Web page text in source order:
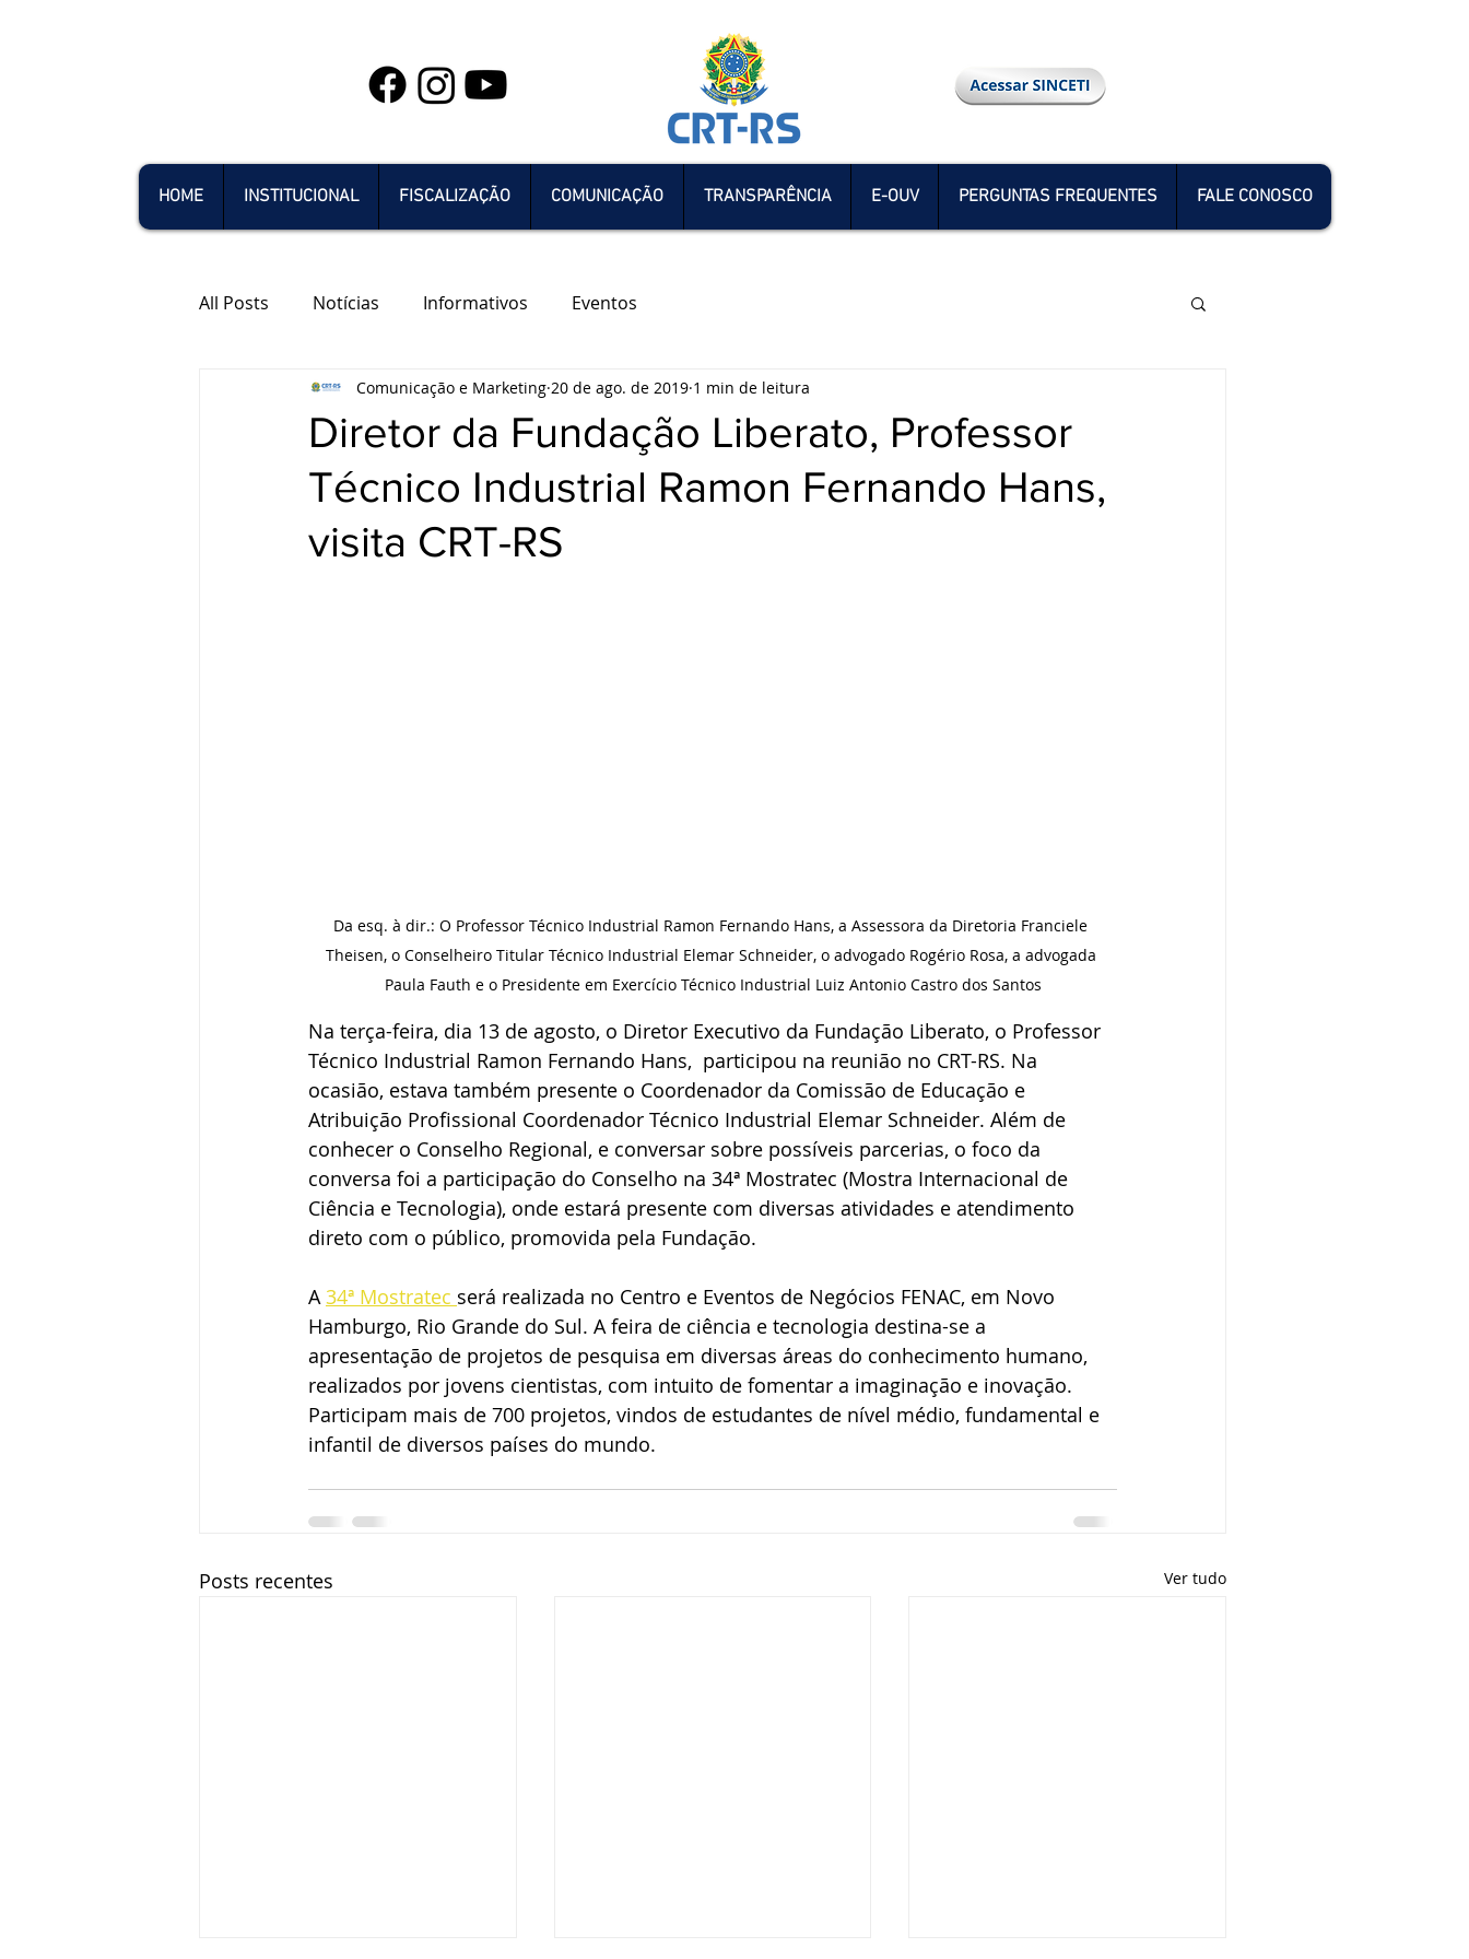
HOME INSTITUCIONAL FISCALIZAÇÃO COMUNICAÇÃO TRANSPARÊNCIA E-OUV PERGUNTAS FREQUENTES FALE CONOSCO
All Posts Notícias Informativos Eventos
Diretor da Fundação Liberato, Professor
Técnico Industrial Ramon Fernando Hans,
visita CRT-RS
Comunicação e Marketing 20 de ago. de 2019 1 min de leitura
Da esq. à dir.: O Professor Técnico Industrial Ramon Fernando Hans, a Assessora da Diretoria Franciele
Theisen, o Conselheiro Titular Técnico Industrial Elemar Schneider, o advogado Rogério Rosa, a advogada
Paula Fauth e o Presidente em Exercício Técnico Industrial Luiz Antonio Castro dos Santos
Na terça-feira, dia 13 de agosto, o Diretor Executivo da Fundação Liberato, o Professor
Técnico Industrial Ramon Fernando Hans,  participou na reunião no CRT-RS. Na
ocasião, estava também presente o Coordenador da Comissão de Educação e
Atribuição Profissional Coordenador Técnico Industrial Elemar Schneider. Além de
conhecer o Conselho Regional, e conversar sobre possíveis parcerias, o foco da
conversa foi a participação do Conselho na 34ª Mostratec (Mostra Internacional de
Ciência e Tecnologia), onde estará presente com diversas atividades e atendimento
direto com o público, promovida pela Fundação.
A 34ª Mostratec será realizada no Centro e Eventos de Negócios FENAC, em Novo
Hamburgo, Rio Grande do Sul. A feira de ciência e tecnologia destina-se a
apresentação de projetos de pesquisa em diversas áreas do conhecimento humano,
realizados por jovens cientistas, com intuito de fomentar a imaginação e inovação.
Participam mais de 700 projetos, vindos de estudantes de nível médio, fundamental e
infantil de diversos países do mundo.
Posts recentes Ver tudo